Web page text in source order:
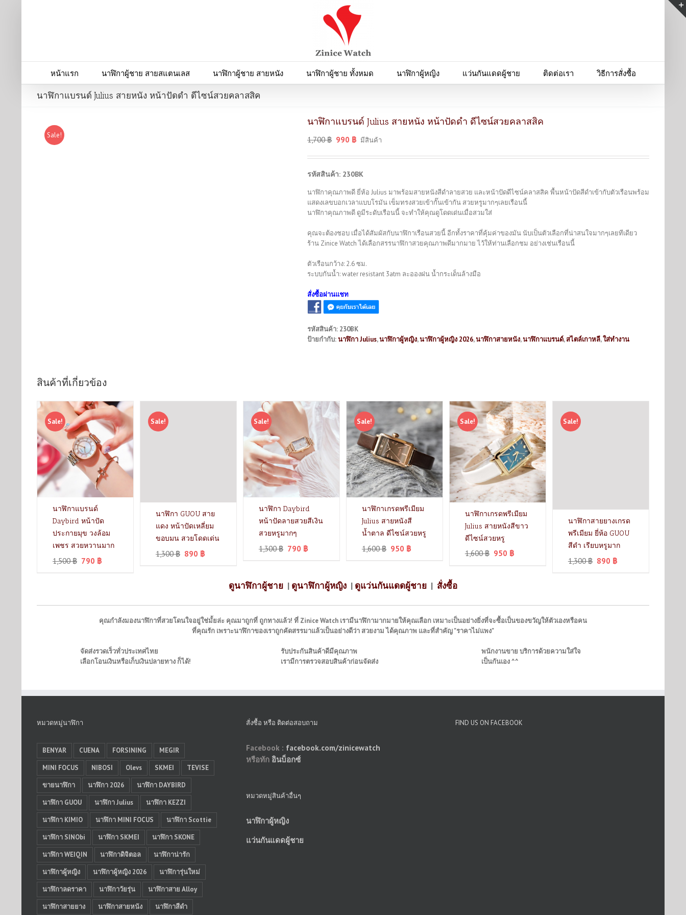
หน้าแรก นาฬิกาผู้ชาย สายสแตนเลส นาฬิกาผู้ชาย สายหนัง นาฬิกาผู้ชาย ทั้งหมด นาฬิกาผู้หญิง แว่นกันแดดผู้ชาย ติดต่อเรา วิธีการสั่งซื้อ
นาฬิกาแบรนด์ Julius สายหนัง หน้าปัดดำ ดีไซน์สวยคลาสสิค
Sale!
นาฬิกาแบรนด์ Julius สายหนัง หน้าปัดดำ ดีไซน์สวยคลาสสิค
1,700฿ 990 ฿ มีสินค้า
รหัสสินค้า: 230BK
นาฬิกาคุณภาพดี ยี่ห้อ Julius มาพร้อมสายหนังสีดำลายสวย และหน้าปัดดีไซน์คลาสสิค พื้นหน้าปัดสีดำเข้ากับตัวเรือนพร้อม
แสดงเลขบอกเวลาแบบโรมัน เข็มทรงสวยเข้ากั๊นเข้ากัน สวยหรูมากๆเลยเรือนนี้
นาฬิกาคุณภาพดี ดูมีระดับเรือนนี้ จะทำให้คุณดูโดดเด่นเมื่อสวมใส่
คุณจะต้องชอบ เมื่อได้สัมผัสกับนาฬิกาเรือนสวยนี้ อีกทั้งราคาที่คุ้มค่าของมัน นับเป็นตัวเลือกที่น่าสนใจมากๆเลยทีเดียว
ร้าน Zinice Watch ได้เลือกสรรนาฬิกาสวยคุณภาพดีมากมาย ไว้ให้ท่านเลือกชม อย่างเช่นเรือนนี้
ตัวเรือนกว้าง: 2.6 ซม.
ระบบกันน้ำ: water resistant 3atm ละอองฝน น้ำกระเด็นล้างมือ
สั่งซื้อผ่านแชท
รหัสสินค้า: 230BK
ป้ายกำกับ:นาฬิกา Julius,นาฬิกาผู้หญิง,นาฬิกาผู้หญิง 2026,นาฬิกาสายหนัง,นาฬิกาแบรนด์,สไตล์เกาหลี,ใส่ทำงาน
สินค้าที่เกี่ยวข้อง
Sale!
นาฬิกาแบรนด์
Daybird หน้าปัด
ประกายมุข วงล้อม
เพชร สวยหวานมาก
1,500฿ 790 ฿
Sale!
นาฬิกา GUOU สาย
แดง หน้าปัดเหลี่ยม
ขอบมน สวยโดดเด่น
1,300฿ 890 ฿
Sale!
นาฬิกา Daybird
หน้าปัดลายสวยสีเงิน
สวยหรูมากๆ
1,300฿ 790 ฿
Sale!
นาฬิกาเกรดพรีเมียม
Julius สายหนังสี
น้ำตาล ดีไซน์สวยหรู
1,600฿ 950 ฿
Sale!
นาฬิกาเกรดพรีเมียม
Julius สายหนังสีขาว
ดีไซน์สวยหรู
1,600฿ 950 ฿
Sale!
นาฬิกาสายยางเกรด
พรีเมียม ยี่ห้อ GUOU
สีดำ เรียบหรูมาก
1,300฿ 890 ฿
ดูนาฬิกาผู้ชาย | ดูนาฬิกาผู้หญิง | ดูแว่นกันแดดผู้ชาย | สั่งซื้อ
คุณกำลังมองนาฬิกาที่สวยโดนใจอยู่ใช่มั้ยล่ะ คุณมาถูกที่ ถูกทางแล้ว! ที่ Zinice Watch เรามีนาฬิกามากมายให้คุณเลือก เหมาะเป็นอย่างยิ่งที่จะซื้อเป็นของขวัญให้ตัวเองหรือคน
ที่คุณรัก เพราะนาฬิกาของเราถูกคัดสรรมาแล้วเป็นอย่างดีว่า สวยงาม ได้คุณภาพ และที่สำคัญ "ราคาไม่แพง"
จัดส่งรวดเร็วทั่วประเทศไทย
เลือกโอนเงินหรือเก็บเงินปลายทาง ก็ได้!
รับประกันสินค้าดีมีคุณภาพ
เรามีการตรวจสอบสินค้าก่อนจัดส่ง
พนักงานขาย บริการด้วยความใส่ใจ
เป็นกันเอง ^^
หมวดหมู่นาฬิกา
BENYAR CUENA FORSINING
MEGIR
MINI FOCUS
NIBOSI Olevs SKMEI
TEVISE
ขายนาฬิกา
นาฬิกา 2026
นาฬิกา DAYBIRD
นาฬิกา GUOU
นาฬิกา Julius
นาฬิกา KEZZI
นาฬิกา KIMIO
นาฬิกา MINI FOCUS
นาฬิกา Scottie
นาฬิกา SINObi
นาฬิกา SKMEI
นาฬิกา SKONE
นาฬิกา WEIQIN
นาฬิกาดิจิตอล
นาฬิกาน่ารัก
นาฬิกาผู้หญิง
นาฬิกาผู้หญิง 2026
นาฬิการุ่นใหม่
นาฬิกาลดราคา
นาฬิกาวัยรุ่น
นาฬิกาสาย Alloy
นาฬิกาสายยาง
นาฬิกาสายหนัง นาฬิกาสีดำ
สั่งซื้อ หรือ ติดต่อสอบถาม
Facebook : facebook.com/zinicewatch
หรือทัก อินบ็อกซ์
หมวดหมู่สินค้าอื่นๆ
นาฬิกาผู้หญิง
แว่นกันแดดผู้ชาย
FIND US ON FACEBOOK